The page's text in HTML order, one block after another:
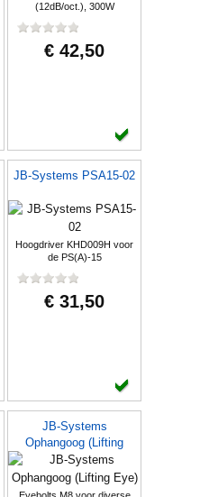
(12dB/oct.), 300W
€ 42,50
JB-Systems PSA15-02
Hoogdriver KHD009H voor
de PS(A)-15
€ 31,50
JB-Systems
Ophangoog (Lifting
Eye)